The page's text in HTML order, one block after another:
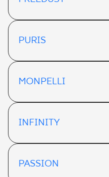
PURIS
MONPELLI
INFINITY
PASSION